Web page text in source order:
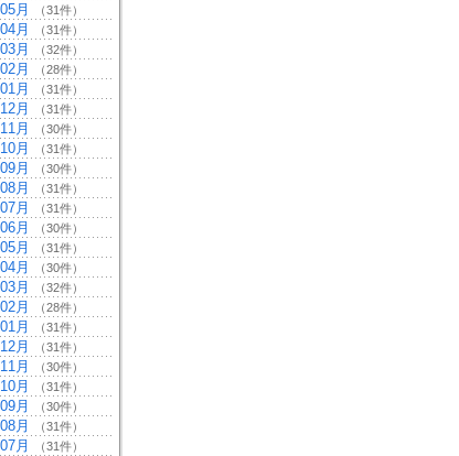
月 （31件）
月 （31件）
月 （32件）
月 （28件）
月 （31件）
月 （31件）
月 （30件）
月 （31件）
月 （30件）
月 （31件）
月 （31件）
月 （30件）
月 （31件）
月 （30件）
月 （32件）
月 （28件）
月 （31件）
月 （31件）
月 （30件）
月 （31件）
月 （30件）
月 （31件）
月 （31件）